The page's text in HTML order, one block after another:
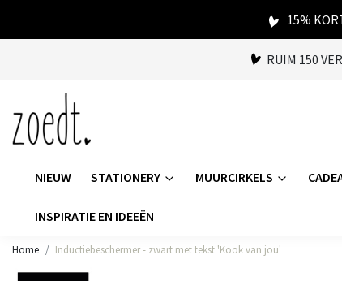
15%
RUIM 150
NIEUW STATIONERY MUURCIRKELS
INSPIRATIE EN IDEEËN
Home Inductiebeschermer - zwart met tekst 'Kook van jou'